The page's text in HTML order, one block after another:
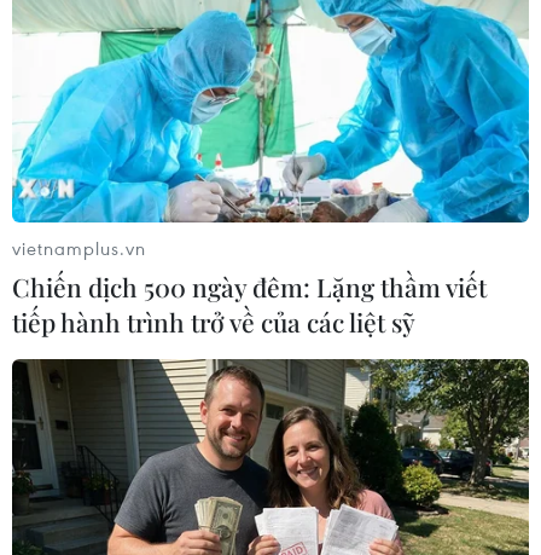
#Malaysia
#Người Việt tại Malaysia
#Kinh tế Việt Nam
#Cội nguồn dân tộc
Malaysia
Theo dõi VietnamPlus
vietnamplus.vn
Chiến dịch 500 ngày đêm: Lặng thầm viết
tiếp hành trình trở về của các liệt sỹ